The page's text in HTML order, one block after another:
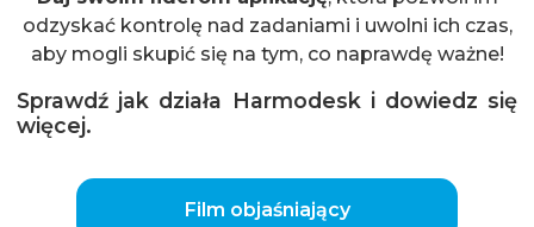
odzyskać kontrolę nad zadaniami i uwolni ich czas,
aby mogli skupić się na tym, co naprawdę ważne!
Sprawdź jak działa Harmodesk i dowiedz się
więcej.
Film objaśniający